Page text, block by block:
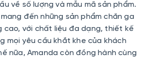
về số lượng và mẫu mã sản phẩm.
đến những sản phẩm chăn ga
cao, với chất liệu đa dạng, thiết kế
mọi yêu cầu khắt khe của khách
nữa, Amanda còn đồng hành cùng